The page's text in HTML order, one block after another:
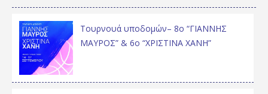
Τουρνουά υποδομών– 8ο “ΓΙΑΝΝΗΣ
ΜΑΥΡΟΣ” & 6ο “ΧΡΙΣΤΙΝΑ ΧΑΝΗ”